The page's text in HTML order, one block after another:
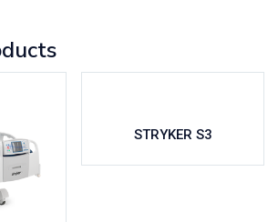
STRYKER S3